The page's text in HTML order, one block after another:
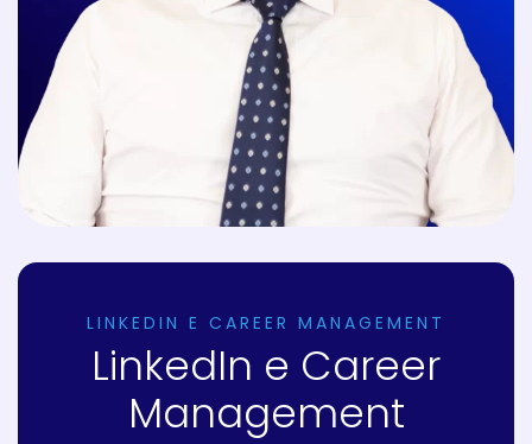
LINKEDIN E CAREER MANAGEMENT
LinkedIn e Career
Management